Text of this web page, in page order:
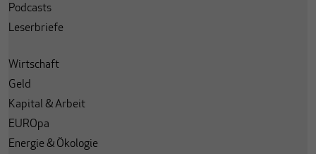
Podcasts
Leserbriefe
Wirtschaft
Geld
Kapital & Arbeit
EUROpa
Energie & Ökologie